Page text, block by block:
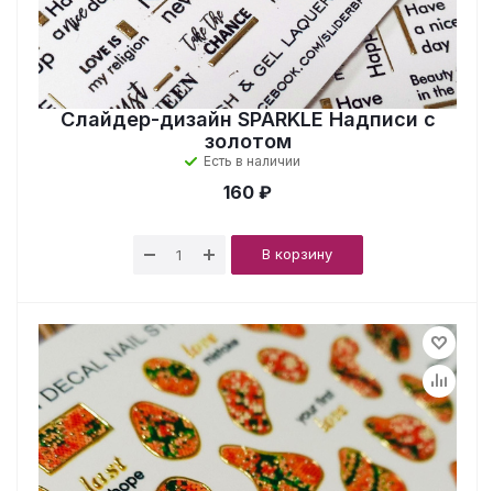
Слайдер-дизайн SPARKLE Надписи с
золотом
Есть в наличии
160 ₽
В корзину